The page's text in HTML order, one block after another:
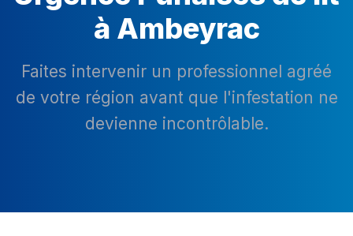
à Ambeyrac
Faites intervenir un professionnel agréé
de votre région avant que l'infestation ne
devienne incontrôlable.